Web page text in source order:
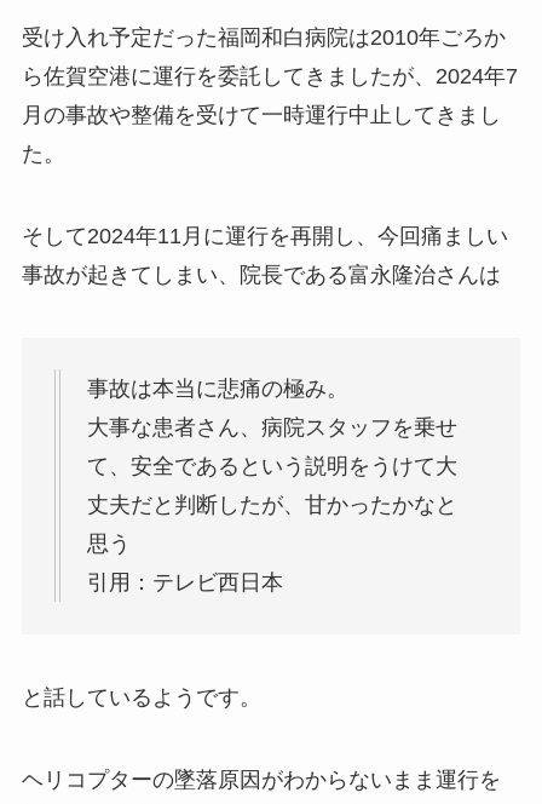
受け入れ予定だった福岡和白病院は2010年ごろか
ら佐賀空港に運行を委託してきましたが、2024年7
月の事故や整備を受けて一時運行中止してきまし
た。
そして2024年11月に運行を再開し、今回痛ましい
事故が起きてしまい、院長である富永隆治さんは
事故は本当に悲痛の極み。
大事な患者さん、病院スタッフを乗せ
て、安全であるという説明をうけて大
丈夫だと判断したが、甘かったかなと
思う
引用：テレビ西日本
と話しているようです。
ヘリコプターの墜落原因がわからないまま運行を